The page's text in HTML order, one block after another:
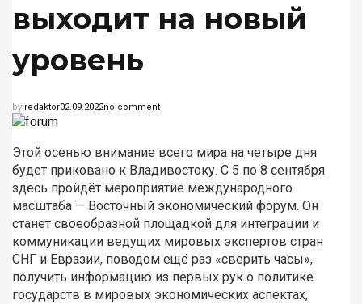
выходит на новый
уровень
by redaktor02.09.2022no comment
Этой осенью внимание всего мира на четыре дня
будет приковано к Владивостоку. С 5 по 8 сентября
здесь пройдёт мероприятие международного
масштаба — Восточный экономический форум. Он
станет своеобразной площадкой для интеграции и
коммуникации ведущих мировых экспертов стран
СНГ и Евразии, поводом ещё раз «сверить часы»,
получить информацию из первых рук о политике
государств в мировых экономических аспектах,